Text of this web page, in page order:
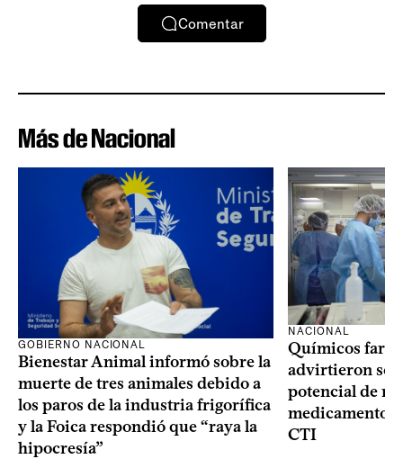
Comentar
Más de Nacional
GOBIERNO NACIONAL
Bienestar Animal informó sobre la
muerte de tres animales debido a
los paros de la industria frigorífica
y la Foica respondió que “raya la
hipocresía”
NACIONAL
Químicos
advirtieron
potencial de
medicamentos
CTI